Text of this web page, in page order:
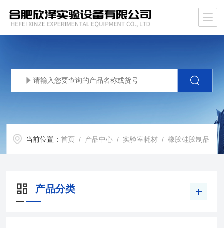
当前位置：首页 / 产品中心 / 实验室耗材 /橡胶硅胶制品
产品分类